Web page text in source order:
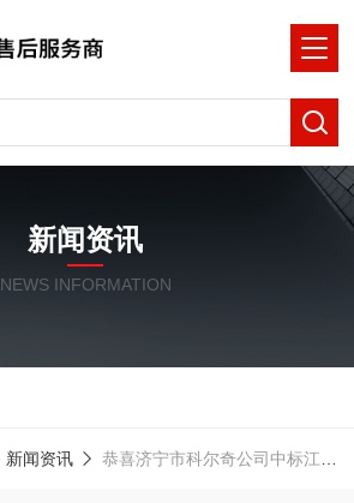
新闻资讯
NEWS INFORMATION
新闻资讯 恭喜济宁市科尔奇公司中标江苏某大学空压机项目